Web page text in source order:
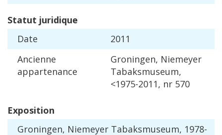
Statut juridique
Date
2011
Ancienne
appartenance
Groningen, Niemeyer
Tabaksmuseum,
<1975-2011, nr 570
Exposition
Groningen, Niemeyer Tabaksmuseum, 1978-